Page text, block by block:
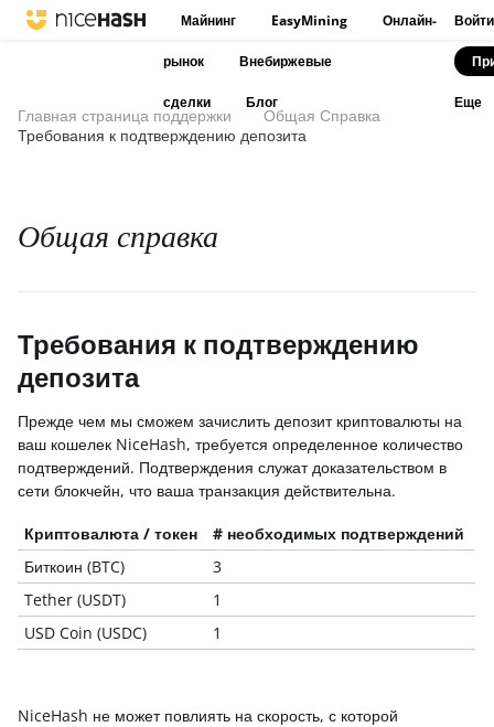
Майнинг EasyMining Онлайн-
рынок Внебиржевые
сделки Блог
Войти
Еще
Главная страница поддержки
Общая Справка
Требования к подтверждению депозита
Общая справка
Требования к подтверждению
депозита
Прежде чем мы сможем зачислить депозит криптовалюты на
ваш кошелек NiceHash, требуется определенное количество
подтверждений. Подтверждения служат доказательством в
сети блокчейн, что ваша транзакция действительна.
Криптовалюта / токен
# необходимых подтверждений
Биткоин (BTC)
3
Tether (USDT)
1
USD Coin (USDC)
1
NiceHash не может повлиять на скорость, с которой